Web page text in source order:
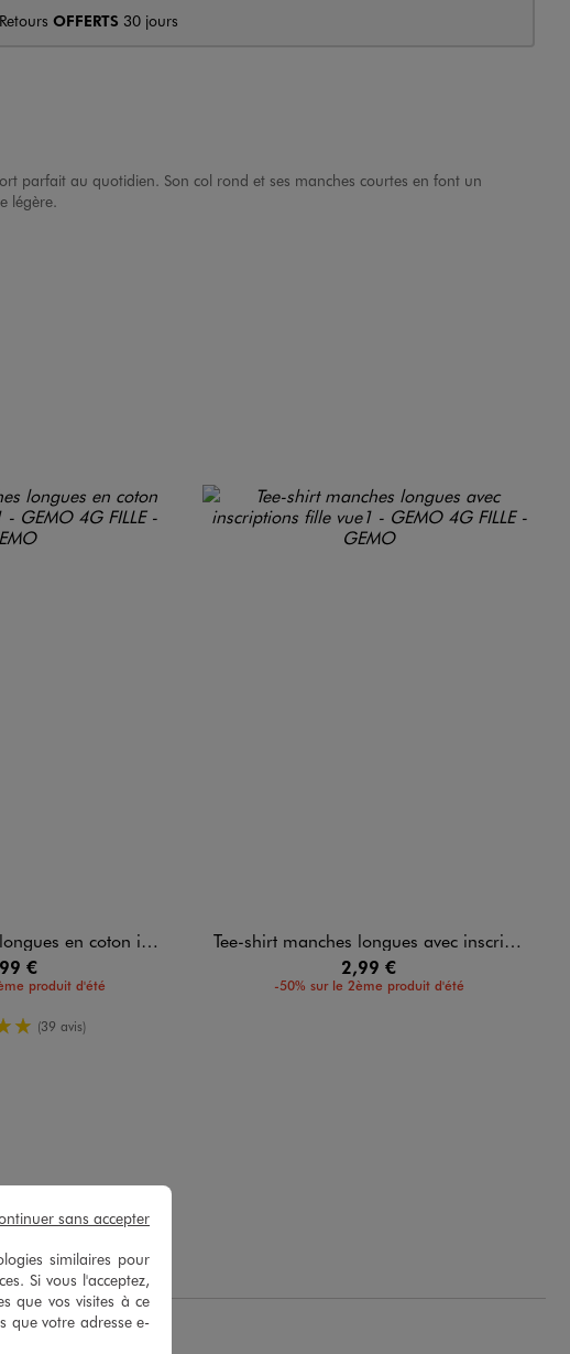
Retours OFFERTS 30 jours
parfait au quotidien. Son col rond et ses manches courtes en font un
légère.
en coton imprimé fille
€
produit d'été
de moyenne
(39 avis)
Tee-shirt manches longues avec inscriptions fille
2,99 €
-50% sur le 2ème produit d'été
Liliane S.
similaires pour
Si vous l'acceptez,
que vos visites à ce
que votre adresse e-
sans accepter